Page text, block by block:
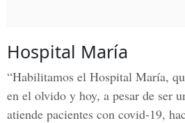
Hospital María
“Habilitamos el Hospital María,
en el olvido y hoy, a pesar de ser
atiende pacientes con covid-19,